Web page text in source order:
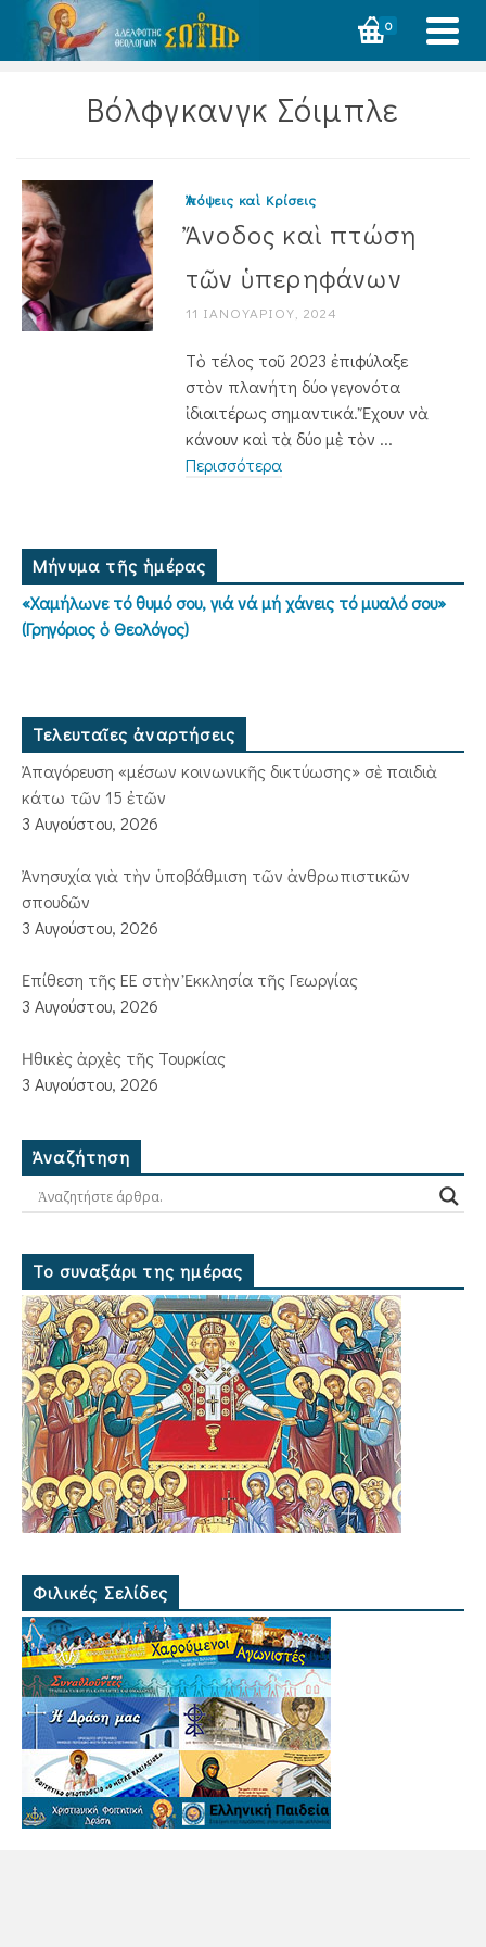
0
Βόλφγκανγκ Σόιμπλε
Ἀπόψεις καὶ Κρίσεις
Ἄνοδος καὶ πτώση
τῶν ὑπερηφάνων
11 ΙΑΝΟΥΑΡΊΟΥ, 2024
Τὸ τέλος τοῦ 2023 ἐπιφύλαξε
στὸν πλανήτη δύο γεγονότα
ἰδιαιτέρως σημαντικά. Ἔχουν νὰ
κάνουν καὶ τὰ δύο μὲ τὸν ...
Περισσότερα
Μήνυμα τῆς ἡμέρας
«Χαμήλωνε τό θυμό σου, γιά νά μή χάνεις τό μυαλό σου»
(Γρηγόριος ὁ Θεολόγος)
Τελευταῖες ἀναρτήσεις
Ἀπαγόρευση «μέσων κοινωνικῆς δικτύωσης» σὲ παιδιὰ
κάτω τῶν 15 ἐτῶν
3 Αυγούστου, 2026
Ἀνησυχία γιὰ τὴν ὑποβάθμιση τῶν ἀνθρωπιστικῶν
σπουδῶν
3 Αυγούστου, 2026
Ἐπίθεση τῆς ΕΕ στὴν Ἐκκλησία τῆς Γεωργίας
3 Αυγούστου, 2026
Ἠθικὲς ἀρχὲς τῆς Τουρκίας
3 Αυγούστου, 2026
Ἀναζήτηση
Το συναξάρι της ημέρας
Φιλικές Σελίδες